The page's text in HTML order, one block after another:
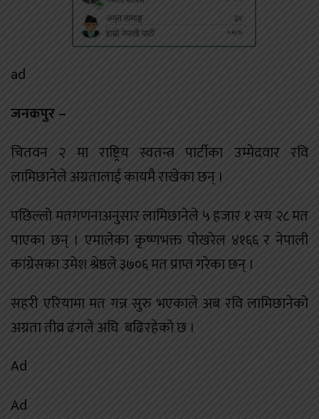
ad
जनकपुर –
चितवन २ मा राष्ट्रिय स्वतन्त्र पार्टीका उम्मेदवार रवि
लामिछानेले अग्रतालाई कायमै राखेका छन् ।
पछिल्लो मतगणनाअनुसार लामिछानेले ५ हजार १ सय २८ मत
पाएका छन् । एमालेका कृष्णभक्त पोखरेल ४१६६ र नेपाली
कांग्रेसका उमेश श्रेष्ठले ३७०६ मत प्राप्त गरेका छन् ।
सहरी एरियामा मत गन्न सुरु भएकाले अब रवि लामिछानेको
अग्रता तीव्र ढंगले अघि बढिरहेको छ ।
Ad
Ad